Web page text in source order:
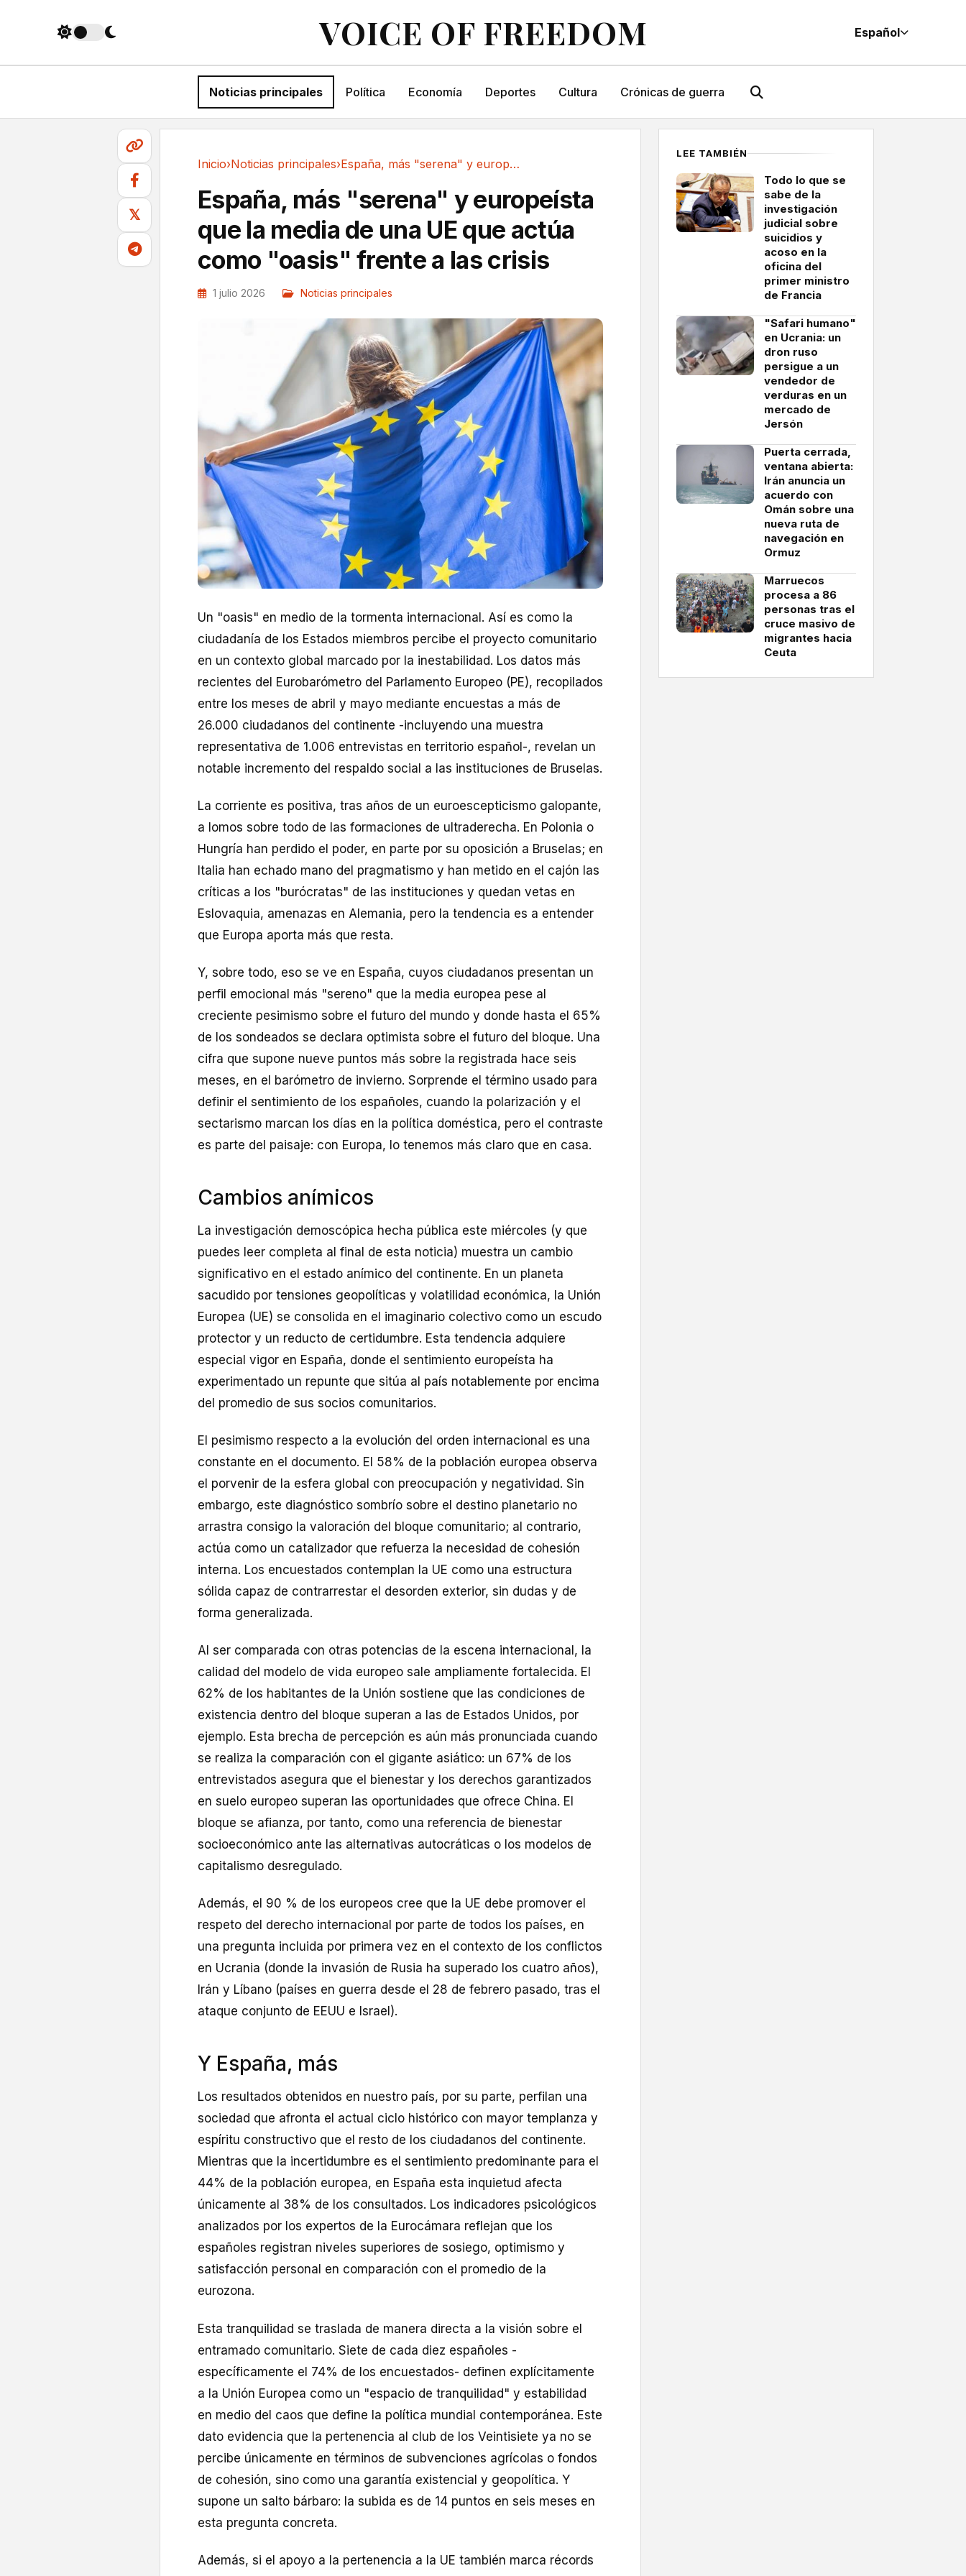
VOICE OF FREEDOM Español
Noticias principales Política Economía Deportes Cultura Crónicas de guerra
𝕏
Inicio›Noticias principales› España, más "serena" y europeísta que la media...
España, más "serena" y europeísta
que la media de una UE que actúa
como "oasis" frente a las crisis
1 julio 2026 Noticias principales
Un "oasis" en medio de la tormenta internacional. Así es como la
ciudadanía de los Estados miembros percibe el proyecto comunitario
en un contexto global marcado por la inestabilidad. Los datos más
recientes del Eurobarómetro del Parlamento Europeo (PE), recopilados
entre los meses de abril y mayo mediante encuestas a más de
26.000 ciudadanos del continente -incluyendo una muestra
representativa de 1.006 entrevistas en territorio español-, revelan un
notable incremento del respaldo social a las instituciones de Bruselas.
La corriente es positiva, tras años de un euroescepticismo galopante,
a lomos sobre todo de las formaciones de ultraderecha. En Polonia o
Hungría han perdido el poder, en parte por su oposición a Bruselas; en
Italia han echado mano del pragmatismo y han metido en el cajón las
críticas a los "burócratas" de las instituciones y quedan vetas en
Eslovaquia, amenazas en Alemania, pero la tendencia es a entender
que Europa aporta más que resta.
Y, sobre todo, eso se ve en España, cuyos ciudadanos presentan un
perfil emocional más "sereno" que la media europea pese al
creciente pesimismo sobre el futuro del mundo y donde hasta el 65%
de los sondeados se declara optimista sobre el futuro del bloque. Una
cifra que supone nueve puntos más sobre la registrada hace seis
meses, en el barómetro de invierno. Sorprende el término usado para
definir el sentimiento de los españoles, cuando la polarización y el
sectarismo marcan los días en la política doméstica, pero el contraste
es parte del paisaje: con Europa, lo tenemos más claro que en casa.
Cambios anímicos
La investigación demoscópica hecha pública este miércoles (y que
puedes leer completa al final de esta noticia) muestra un cambio
significativo en el estado anímico del continente. En un planeta
sacudido por tensiones geopolíticas y volatilidad económica, la Unión
Europea (UE) se consolida en el imaginario colectivo como un escudo
protector y un reducto de certidumbre. Esta tendencia adquiere
especial vigor en España, donde el sentimiento europeísta ha
experimentado un repunte que sitúa al país notablemente por encima
del promedio de sus socios comunitarios.
El pesimismo respecto a la evolución del orden internacional es una
constante en el documento. El 58% de la población europea observa
el porvenir de la esfera global con preocupación y negatividad. Sin
embargo, este diagnóstico sombrío sobre el destino planetario no
arrastra consigo la valoración del bloque comunitario; al contrario,
actúa como un catalizador que refuerza la necesidad de cohesión
interna. Los encuestados contemplan la UE como una estructura
sólida capaz de contrarrestar el desorden exterior, sin dudas y de
forma generalizada.
Al ser comparada con otras potencias de la escena internacional, la
calidad del modelo de vida europeo sale ampliamente fortalecida. El
62% de los habitantes de la Unión sostiene que las condiciones de
existencia dentro del bloque superan a las de Estados Unidos, por
ejemplo. Esta brecha de percepción es aún más pronunciada cuando
se realiza la comparación con el gigante asiático: un 67% de los
entrevistados asegura que el bienestar y los derechos garantizados
en suelo europeo superan las oportunidades que ofrece China. El
bloque se afianza, por tanto, como una referencia de bienestar
socioeconómico ante las alternativas autocráticas o los modelos de
capitalismo desregulado.
Además, el 90 % de los europeos cree que la UE debe promover el
respeto del derecho internacional por parte de todos los países, en
una pregunta incluida por primera vez en el contexto de los conflictos
en Ucrania (donde la invasión de Rusia ha superado los cuatro años),
Irán y Líbano (países en guerra desde el 28 de febrero pasado, tras el
ataque conjunto de EEUU e Israel).
Y España, más
Los resultados obtenidos en nuestro país, por su parte, perfilan una
sociedad que afronta el actual ciclo histórico con mayor templanza y
espíritu constructivo que el resto de los ciudadanos del continente.
Mientras que la incertidumbre es el sentimiento predominante para el
44% de la población europea, en España esta inquietud afecta
únicamente al 38% de los consultados. Los indicadores psicológicos
analizados por los expertos de la Eurocámara reflejan que los
españoles registran niveles superiores de sosiego, optimismo y
satisfacción personal en comparación con el promedio de la
eurozona.
Esta tranquilidad se traslada de manera directa a la visión sobre el
entramado comunitario. Siete de cada diez españoles -
específicamente el 74% de los encuestados- definen explícitamente
a la Unión Europea como un "espacio de tranquilidad" y estabilidad
en medio del caos que define la política mundial contemporánea. Este
dato evidencia que la pertenencia al club de los Veintisiete ya no se
percibe únicamente en términos de subvenciones agrícolas o fondos
de cohesión, sino como una garantía existencial y geopolítica. Y
supone un salto bárbaro: la subida es de 14 puntos en seis meses en
esta pregunta concreta.
Además, si el apoyo a la pertenencia a la UE también marca récords
LEE TAMBIÉN
Todo lo que se
sabe de la
investigación
judicial sobre
suicidios y
acoso en la
oficina del
primer ministro
de Francia
"Safari humano"
en Ucrania: un
dron ruso
persigue a un
vendedor de
verduras en un
mercado de
Jersón
Puerta cerrada,
ventana abierta:
Irán anuncia un
acuerdo con
Omán sobre una
nueva ruta de
navegación en
Ormuz
Marruecos
procesa a 86
personas tras el
cruce masivo de
migrantes hacia
Ceuta